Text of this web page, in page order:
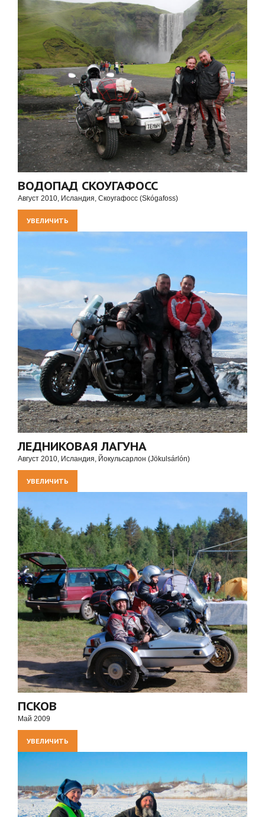
ВОДОПАД СКОУГАФОСС
Август 2010, Исландия, Скоугафосс (Skógafoss)
УВЕЛИЧИТЬ
ЛЕДНИКОВАЯ ЛАГУНА
Август 2010, Исландия, Йокульсарлон (Jökulsárlón)
УВЕЛИЧИТЬ
ПСКОВ
Май 2009
УВЕЛИЧИТЬ